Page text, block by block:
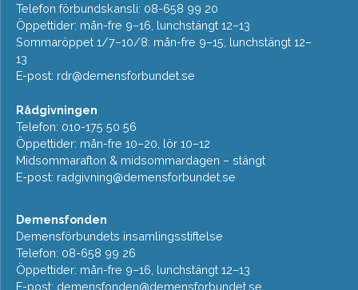
Telefon förbundskansli: 08-658 99 20
Öppettider: mån-fre 9–16, lunchstängt 12–13
Sommaröppet 1/7–10/8: mån-fre 9–15, lunchstängt 12–
13
E-post: rdr@demensforbundet.se
Rådgivningen
Telefon: 010-175 50 56
Öppettider: mån-fre 10–20, lör 10–12
Midsommarafton & midsommardagen – stängt
E-post: radgivning@demensforbundet.se
Demensfonden
Demensförbundets insamlingsstiftelse
Telefon: 08-658 99 26
Öppettider: mån-fre 9–16, lunchstängt 12–13
E-post: demensfonden@demensforbundet.se